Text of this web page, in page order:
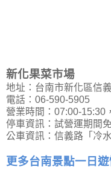
新化果菜市場
地址：台南市新化區信
電話：06-590-5905
營業時間：07:00-15:30
停車資訊：試營運期間
公車資訊：信義路「冷
更多台南景點一日